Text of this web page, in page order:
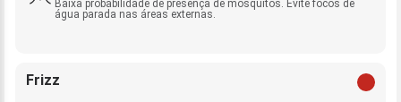
Baixa probabilidade de presença de mosquitos. Evite focos de
água parada nas áreas externas.
Frizz